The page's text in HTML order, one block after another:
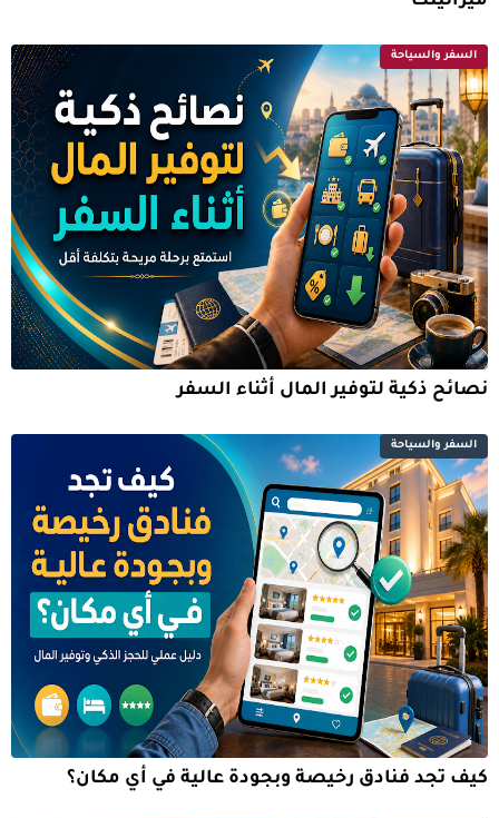
السفر والسياحة
نصائح ذكية لتوفير المال أثناء السفر
السفر والسياحة
كيف تجد فنادق رخيصة وبجودة عالية في أي مكان؟